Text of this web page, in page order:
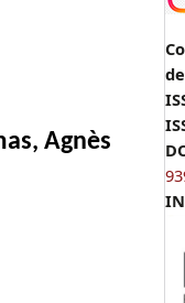
Agnès